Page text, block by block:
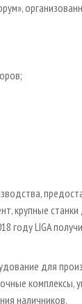
крупные
году LIGA
для
комплексы,
наличников.